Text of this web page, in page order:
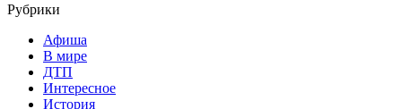
Рубрики
Афиша
В мире
ДТП
Интересное
История